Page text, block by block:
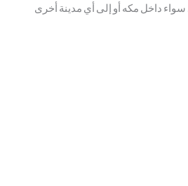
سواء داخل مكه أو إلى أي مدينة أخرى